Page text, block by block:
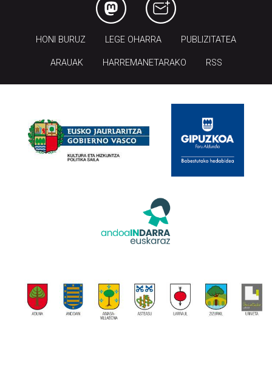
HONI BURUZ LEGE OHARRA PUBLIZITATEA
ARAUAK HARREMANETARAKO RSS